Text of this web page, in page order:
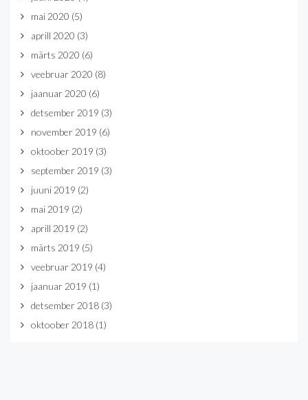
mai 2020 (5)
aprill 2020 (3)
märts 2020 (6)
veebruar 2020 (8)
jaanuar 2020 (6)
detsember 2019 (3)
november 2019 (6)
oktoober 2019 (3)
september 2019 (3)
juuni 2019 (2)
mai 2019 (2)
aprill 2019 (2)
märts 2019 (5)
veebruar 2019 (4)
jaanuar 2019 (1)
detsember 2018 (3)
oktoober 2018 (1)